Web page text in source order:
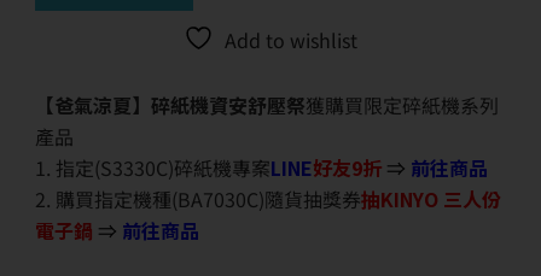
Add to wishlist
【爸氣涼夏】碎紙機資安舒壓祭獲購買限定碎紙機系列
產品
1. 指定(S3330C)碎紙機專案LINE好友9折 ⇒ 前往商品
2. 購買指定機種(BA7030C)隨貨抽獎券抽KINYO 三人份
電子鍋 ⇒ 前往商品